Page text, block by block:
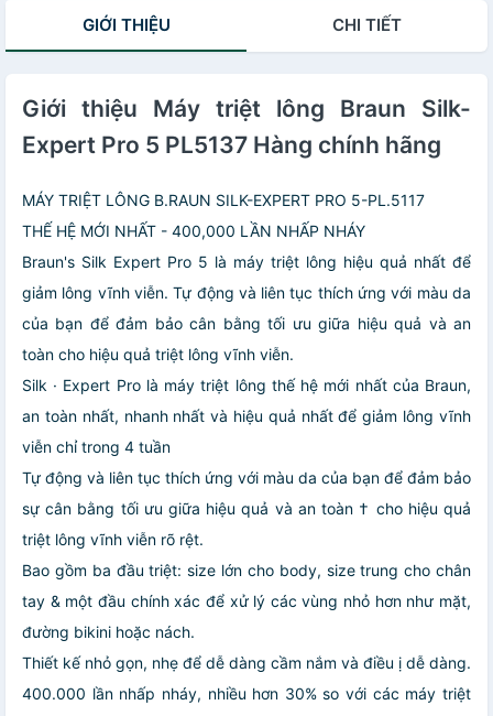
GIỚI THIỆU CHI TIẾT
Giới thiệu Máy triệt lông Braun Silk-
Expert Pro 5 PL5137 Hàng chính hãng
MÁY TRIỆT LÔNG B.RAUN SILK-EXPERT PRO 5-PL.5117
THẾ HỆ MỚI NHẤT - 400,000 LẦN NHẤP NHÁY
Braun's Silk Expert Pro 5 là máy triệt lông hiệu quả nhất để
giảm lông vĩnh viễn. Tự động và liên tục thích ứng với màu da
của bạn để đảm bảo cân bằng tối ưu giữa hiệu quả và an
toàn cho hiệu quả triệt lông vĩnh viễn.
Silk · Expert Pro là máy triệt lông thế hệ mới nhất của Braun,
an toàn nhất, nhanh nhất và hiệu quả nhất để giảm lông vĩnh
viễn chỉ trong 4 tuần
Tự động và liên tục thích ứng với màu da của bạn để đảm bảo
sự cân bằng tối ưu giữa hiệu quả và an toàn † cho hiệu quả
triệt lông vĩnh viễn rõ rệt.
Bao gồm ba đầu triệt: size lớn cho body, size trung cho chân
tay & một đầu chính xác để xử lý các vùng nhỏ hơn như mặt,
đường bikini hoặc nách.
Thiết kế nhỏ gọn, nhẹ để dễ dàng cầm nắm và điều ị dễ dàng.
400.000 lần nhấp nháy, nhiều hơn 30% so với các máy triệt